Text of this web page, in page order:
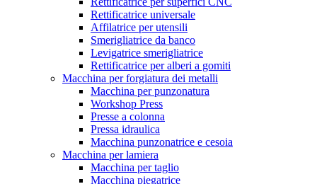
Rettificatrice universale
Affilatrice per utensili
Smerigliatrice da banco
Levigatrice smerigliatrice
Rettificatrice per alberi a gomiti
Macchina per forgiatura dei metalli
Macchina per punzonatura
Workshop Press
Presse a colonna
Pressa idraulica
Macchina punzonatrice e cesoia
Macchina per lamiera
Macchina per taglio
Macchina piegatrice